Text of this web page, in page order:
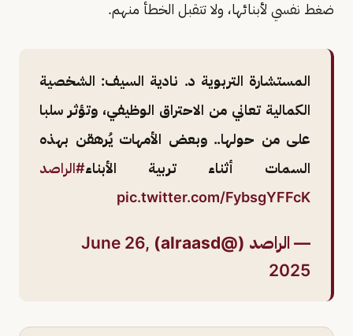
ضغط نفسي لأبنائها، ولا تتقبل الخطأ منهم.
المستشارة التربوية د. نادية السيف: الشخصية
الكمالية تعاني من الاحتراق الوظيفي، وتؤثر سلبا
على من حولها.. وبعض الأمهات يُرهقن بهذه
السمات أثناء تربية الأبناء#الراصد
pic.twitter.com/FybsgYFFcK
— الراصد (@alraasd)
June 26,
2025